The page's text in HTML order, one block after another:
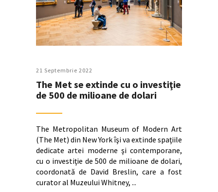
21 Septembrie 2022
The Met se extinde cu o investiţie
de 500 de milioane de dolari
The Metropolitan Museum of Modern Art
(The Met) din New York îşi va extinde spaţiile
dedicate artei moderne şi contemporane,
cu o investiţie de 500 de milioane de dolari,
coordonată de David Breslin, care a fost
curator al Muzeului Whitney,